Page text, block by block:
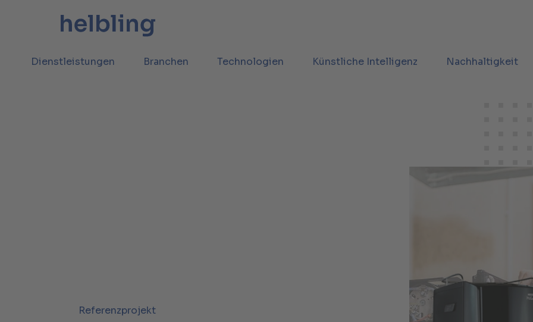
Dienstleistungen Branchen Technologien Künstliche Intelligenz Nachhaltigkeit
Referenzprojekt